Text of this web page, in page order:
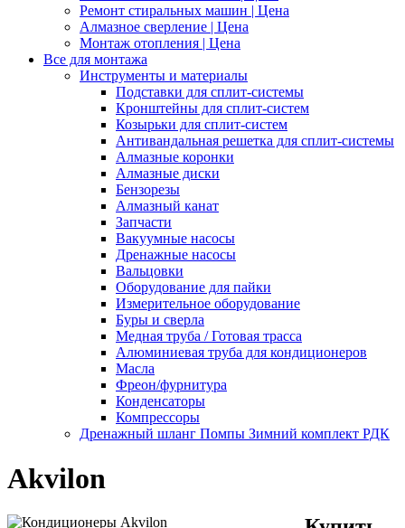
Ремонт стиральных машин | Цена
Алмазное сверление | Цена
Монтаж отопления | Цена
Все для монтажа
Инструменты и материалы
Подставки для сплит-системы
Кронштейны для сплит-систем
Козырьки для сплит-систем
Антивандальная решетка для сплит-системы
Алмазные коронки
Алмазные диски
Бензорезы
Алмазный канат
Запчасти
Вакуумные насосы
Дренажные насосы
Вальцовки
Оборудование для пайки
Измерительное оборудование
Буры и сверла
Медная труба / Готовая трасса
Алюминиевая труба для кондиционеров
Масла
Фреон/фурнитура
Конденсаторы
Компрессоры
Дренажный шланг Помпы Зимний комплект РДК
Akvilon